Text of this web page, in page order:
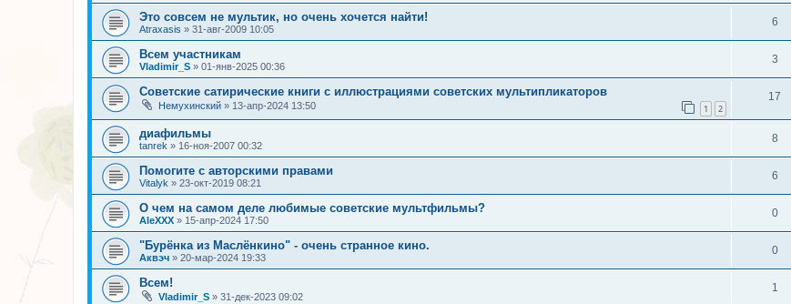
Это совсем не мультик, но очень хочется найти!
Atraxasis » 31-авг-2009 10:05
6
Всем участникам
Vladimir_S » 01-янв-2025 00:36
3
Советские сатирические книги с иллюстрациями советских мультипликаторов
Немухинский » 13-апр-2024 13:50 1 2
17
диафильмы
tanrek » 16-ноя-2007 00:32
8
Помогите с авторскими правами
Vitalyk » 23-окт-2019 08:21
6
О чем на самом деле любимые советские мультфильмы?
AleXXX » 15-апр-2024 17:50
0
"Бурёнка из Маслёнкино" - очень странное кино.
Аквэч » 20-мар-2024 19:33
0
Всем!
Vladimir_S » 31-дек-2023 09:02
1